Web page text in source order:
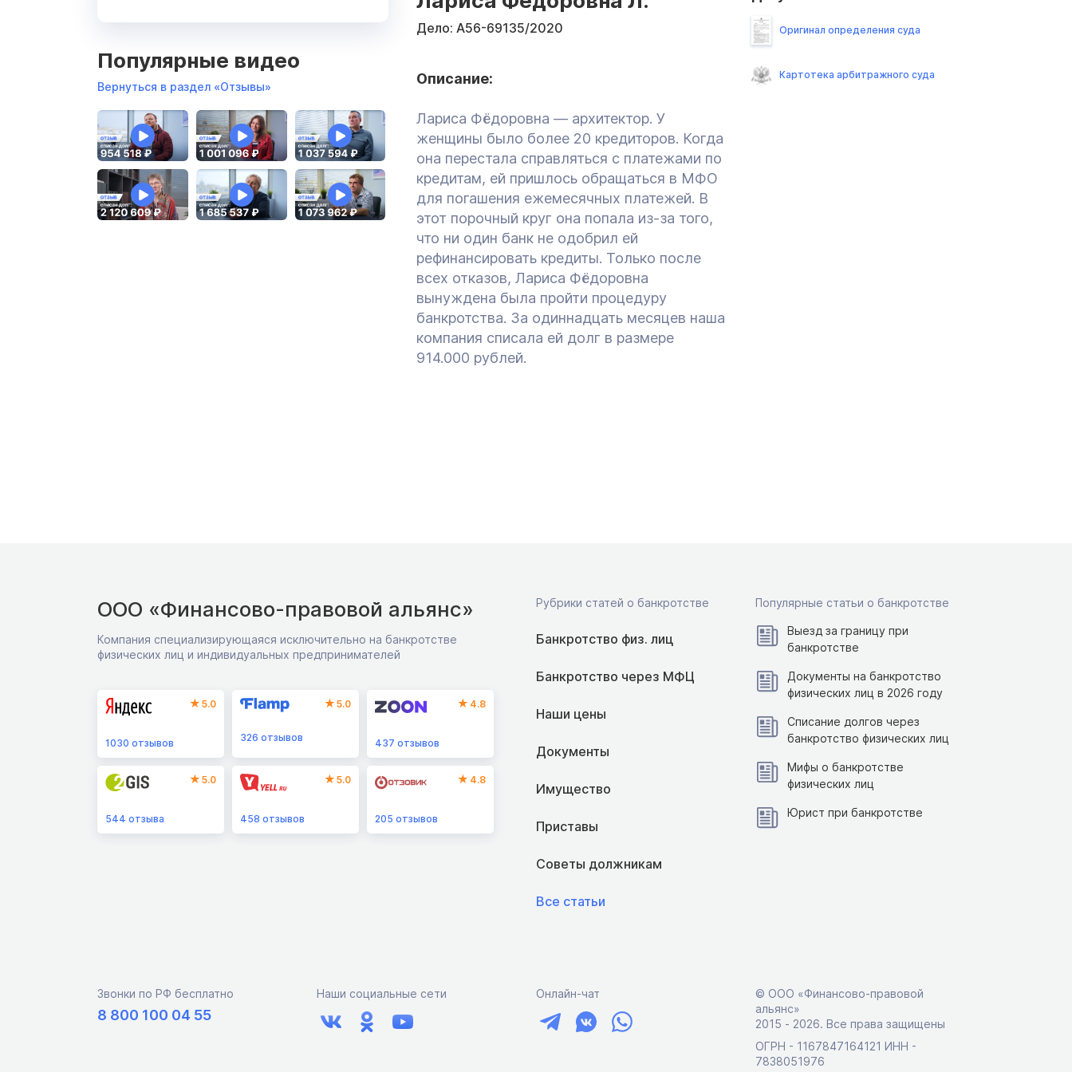
Популярные видео
Вернуться в раздел «Отзывы»
Дело: А56-69135/2020
Описание:
Лариса Фёдоровна — архитектор. У
женщины было более 20 кредиторов. Когда
она перестала справляться с платежами по
кредитам, ей пришлось обращаться в МФО
для погашения ежемесячных платежей. В
этот порочный круг она попала из-за того,
что ни один банк не одобрил ей
рефинансировать кредиты. Только после
всех отказов, Лариса Фёдоровна
вынуждена была пройти процедуру
банкротства. За одиннадцать месяцев наша
компания списала ей долг в размере
914.000 рублей.
Оригинал определения суда
Картотека арбитражного суда
ООО «Финансово-правовой альянс»
Компания специализирующаяся исключительно на банкротстве
физических лиц и индивидуальных предпринимателей
5.0
1030 отзывов
5.0
326 отзывов
4.8
437 отзывов
5.0
544 отзыва
5.0
458 отзывов
4.8
205 отзывов
Рубрики статей о банкротстве
Банкротство физ. лиц
Банкротство через МФЦ
Наши цены
Документы
Имущество
Приставы
Советы должникам
Все статьи
Популярные статьи о банкротстве
Выезд за границу при
банкротстве
Документы на банкротство
физических лиц в 2026 году
Списание долгов через
банкротство физических лиц
Мифы о банкротстве
физических лиц
Юрист при банкротстве
Звонки по РФ бесплатно
8 800 100 04 55
Наши социальные сети Онлайн-чат
© ООО «Финансово-правовой
альянс»
2015 ‑ 2026. Все права защищены
ОГРН - 1167847164121 ИНН -
7838051976